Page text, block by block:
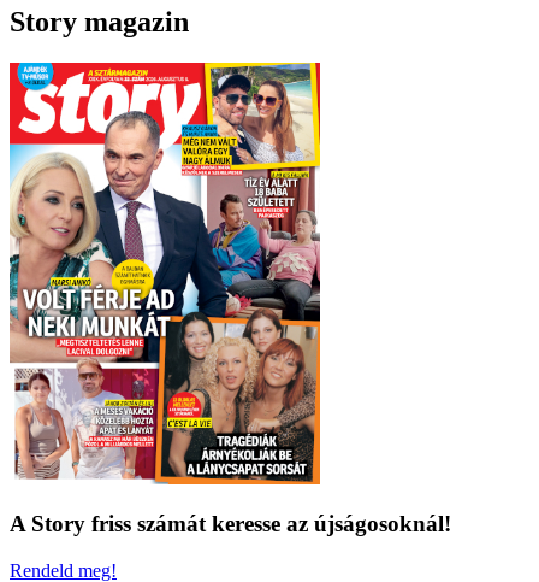
Story magazin
A Story friss számát keresse az újságosoknál!
Rendeld meg!